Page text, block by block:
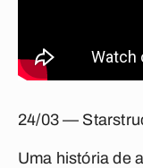
24/03 —
Uma história de